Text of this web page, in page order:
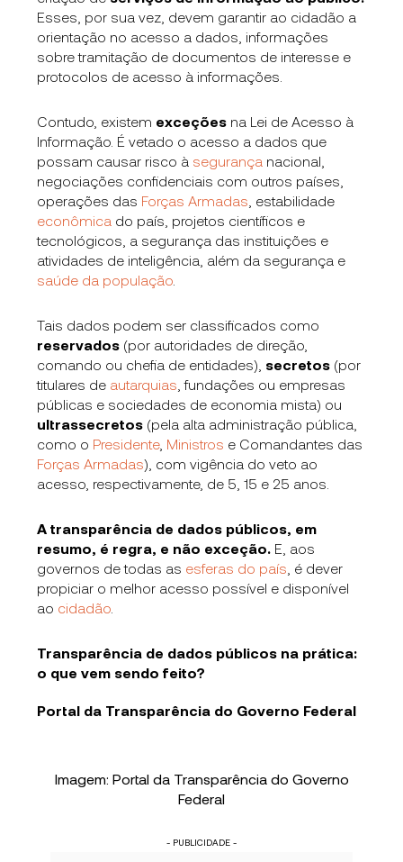
Esses, por sua vez, devem garantir ao cidadão a
orientação no acesso a dados, informações
sobre tramitação de documentos de interesse e
protocolos de acesso à informações.
Contudo, existem exceções na Lei de Acesso à
Informação. É vetado o acesso a dados que
possam causar risco à segurança nacional,
negociações confidenciais com outros países,
operações das Forças Armadas , estabilidade
econômica do país, projetos científicos e
tecnológicos, a segurança das instituições e
atividades de inteligência, além da segurança e
saúde da população
Tais dados podem ser classificados como
reservados (por autoridades de direção,
comando ou chefia de entidades), secretos (por
titulares de autarquias , fundações ou empresas
públicas e sociedades de economia mista) ou
ultrassecretos (pela alta administração pública,
como o Presidente, Ministros e Comandantes das
Forças Armadas), com vigência do veto ao
acesso, respectivamente, de 5, 15 e 25 anos.
A transparência de dados públicos, em
resumo, é regra, e não exceção. E, aos
governos de todas as esferas do país , é dever
propiciar o melhor acesso possível e disponível
ao cidadão
Transparência de dados públicos na prática:
o que vem sendo feito?
Portal da Transparência do Governo Federal
Imagem: Portal da Transparência do Governo
Federal
- PUBLICIDADE -